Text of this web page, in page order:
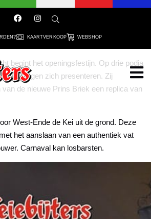
KAARTVERKOOP WEBSHOP
begint het openingsfestijn. Op drie podia
zich presenteren. Zij
van de nieuwe Prins Briek een replica van
West-Ende de Kei uit de grond. Deze
het aanslaan van een authentiek vat
Carnaval kan losbarsten.